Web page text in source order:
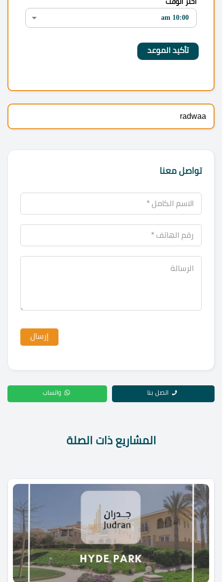
radwaa
تواصل معنا
اتصل بنا واتساب
المشاريع ذات الصلة